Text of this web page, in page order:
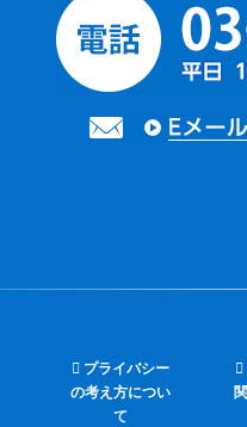
プライバシー
の考え方につい
て